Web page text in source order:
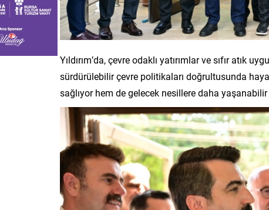
Yıldırım’da, çevre odaklı yatırımlar ve sıfır atık
sürdürülebilir çevre politikaları doğrultusunda
sağlıyor hem de gelecek nesillere daha